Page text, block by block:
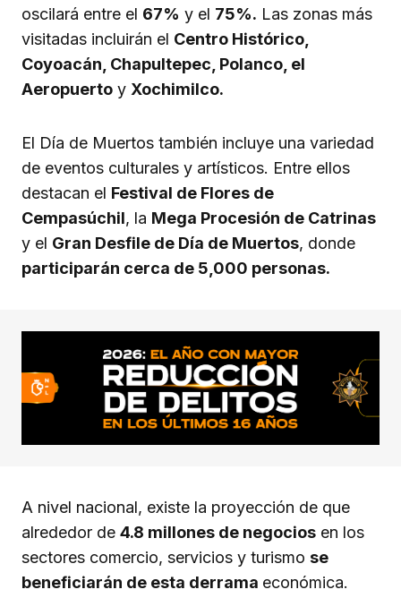
oscilará entre el 67% y el 75%. Las zonas más
visitadas incluirán el Centro Histórico,
Coyoacán, Chapultepec, Polanco, el
Aeropuerto y Xochimilco.
El Día de Muertos también incluye una variedad
de eventos culturales y artísticos. Entre ellos
destacan el Festival de Flores de
Cempasúchil, la Mega Procesión de Catrinas
y el Gran Desfile de Día de Muertos, donde
participarán cerca de 5,000 personas.
A nivel nacional, existe la proyección de que
alrededor de 4.8 millones de negocios en los
sectores comercio, servicios y turismo se
beneficiarán de esta derrama económica.